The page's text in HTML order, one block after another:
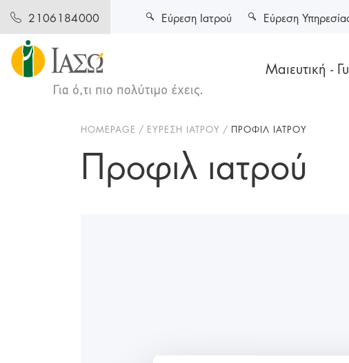
2106184000
Μαιευτική -
Εύρεση Ιατρού Εύρεση
HOMEPAGE ΕΥΡΕΣΗ ΙΑΤΡΟΥ ΠΡΟΦΙΛ ΙΑΤΡΟΥ
Προφιλ ιατρού